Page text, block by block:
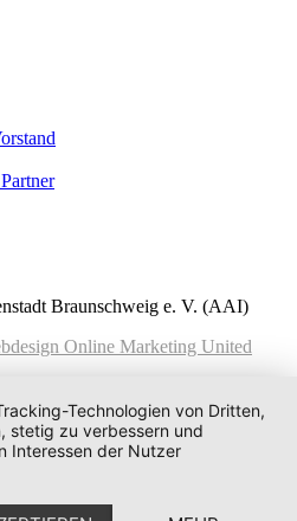
Braunschweig e. V. (AAI)
Online Marketing United
Technologien von Dritten,
stetig zu verbessern und
Interessen der Nutzer